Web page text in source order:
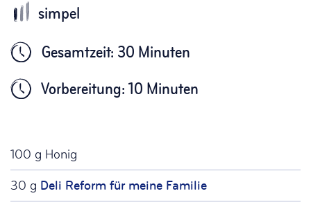
Gesamtzeit: 30 Minuten
Vorbereitung: 10 Minuten
100 g Honig
30 g Deli Reform für meine Familie